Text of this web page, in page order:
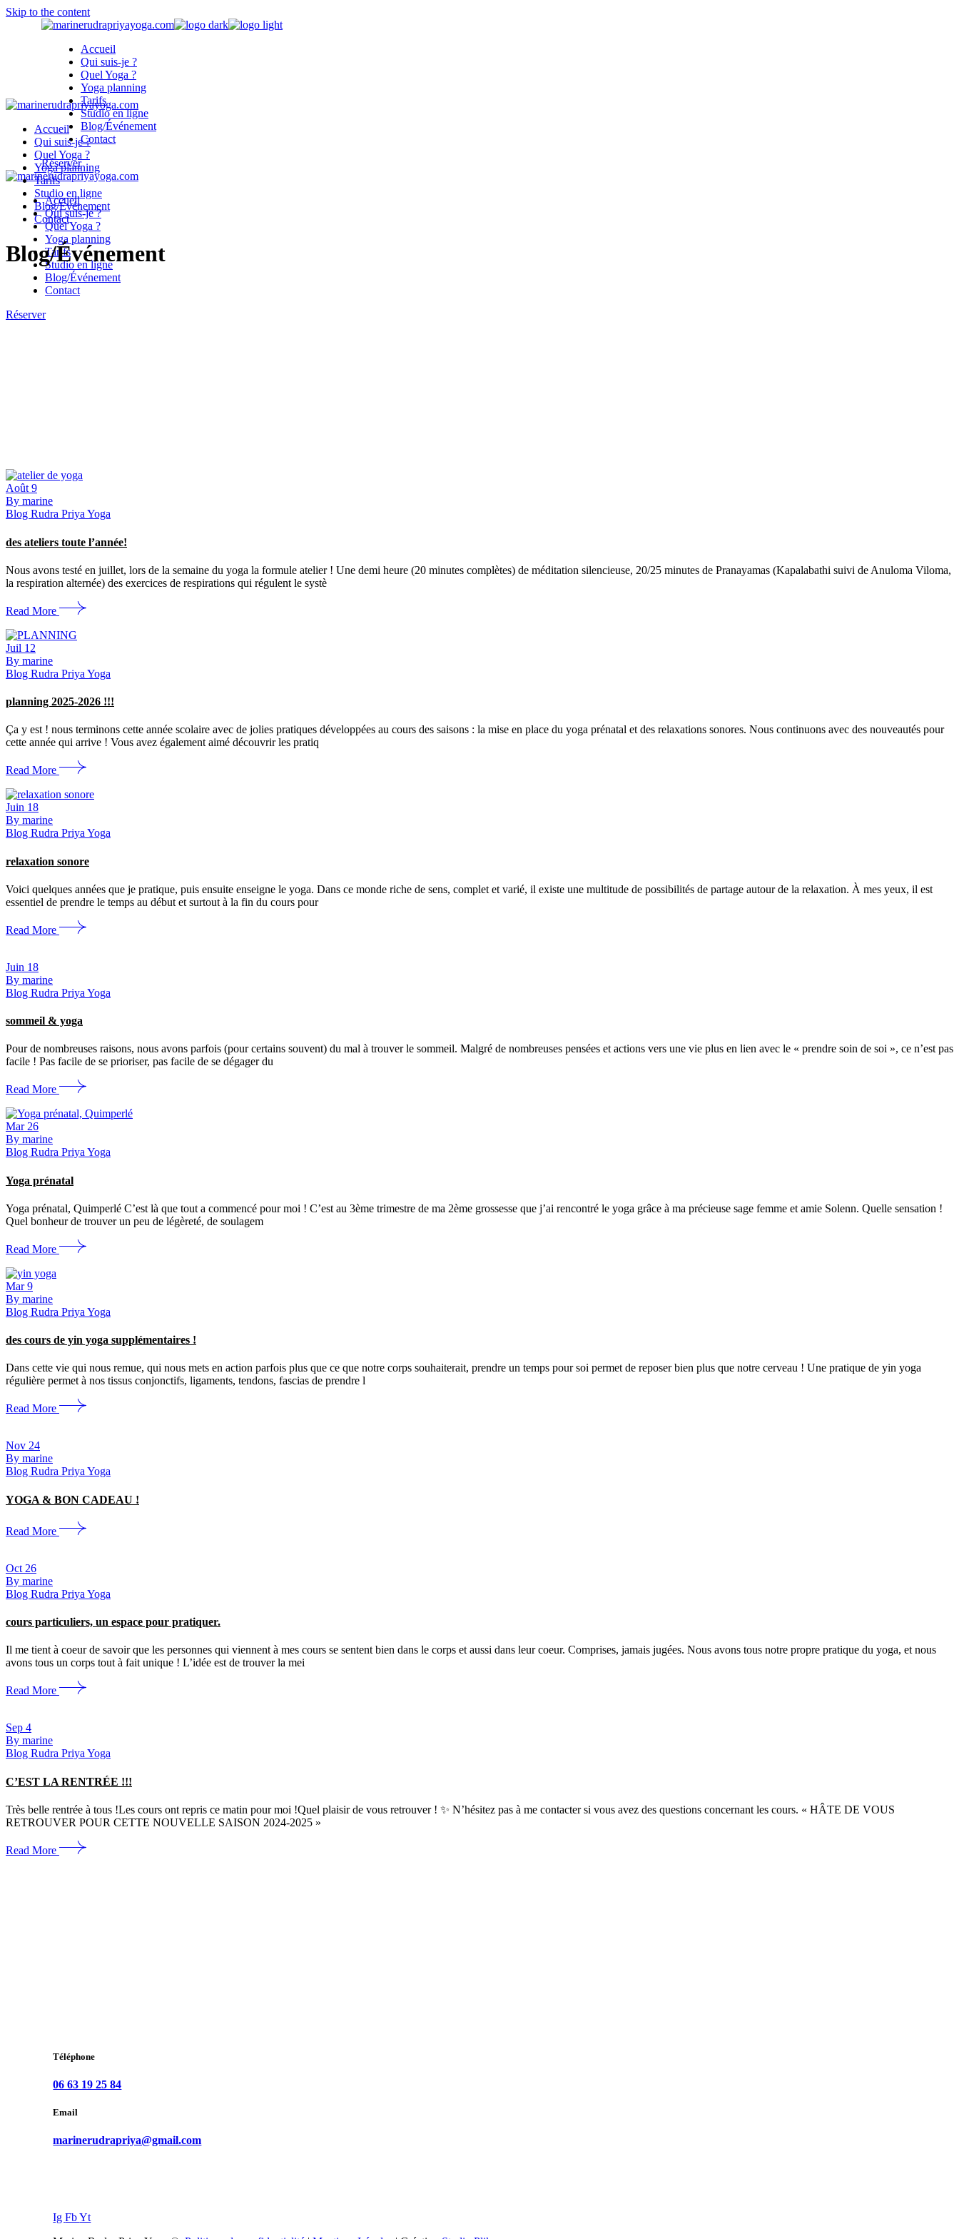
Skip to the content
Accueil
Qui suis-je ?
Quel Yoga ?
Yoga planning
Tarifs
Studio en ligne
Blog/Événement
Contact
Réserver
Accueil
Qui suis-je ?
Quel Yoga ?
Yoga planning
Tarifs
Studio en ligne
Blog/Événement
Contact
Réserver
Accueil
Qui suis-je ?
Quel Yoga ?
Yoga planning
Tarifs
Studio en ligne
Blog/Événement
Contact
Blog/Événement
Août 9
By marine
Blog Rudra Priya Yoga
des ateliers toute l’année!
Nous avons testé en juillet, lors de la semaine du yoga la formule atelier ! Une demi heure (20 minutes complètes) de méditation silencieuse, 20/25 minutes de Pranayamas (Kapalabathi suivi de Anuloma Viloma,
la respiration alternée) des exercices de respirations qui régulent le systè
Read More
Juil 12
By marine
Blog Rudra Priya Yoga
planning 2025-2026 !!!
Ça y est ! nous terminons cette année scolaire avec de jolies pratiques développées au cours des saisons : la mise en place du yoga prénatal et des relaxations sonores. Nous continuons avec des nouveautés pour
cette année qui arrive ! Vous avez également aimé découvrir les pratiq
Read More
Juin 18
By marine
Blog Rudra Priya Yoga
relaxation sonore
Voici quelques années que je pratique, puis ensuite enseigne le yoga. Dans ce monde riche de sens, complet et varié, il existe une multitude de possibilités de partage autour de la relaxation. À mes yeux, il est
essentiel de prendre le temps au début et surtout à la fin du cours pour
Read More
Juin 18
By marine
Blog Rudra Priya Yoga
sommeil & yoga
Pour de nombreuses raisons, nous avons parfois (pour certains souvent) du mal à trouver le sommeil. Malgré de nombreuses pensées et actions vers une vie plus en lien avec le « prendre soin de soi », ce n’est pas
facile ! Pas facile de se prioriser, pas facile de se dégager du
Read More
Mar 26
By marine
Blog Rudra Priya Yoga
Yoga prénatal
Yoga prénatal, Quimperlé C’est là que tout a commencé pour moi ! C’est au 3ème trimestre de ma 2ème grossesse que j’ai rencontré le yoga grâce à ma précieuse sage femme et amie Solenn. Quelle sensation !
Quel bonheur de trouver un peu de légèreté, de soulagem
Read More
Mar 9
By marine
Blog Rudra Priya Yoga
des cours de yin yoga supplémentaires !
Dans cette vie qui nous remue, qui nous mets en action parfois plus que ce que notre corps souhaiterait, prendre un temps pour soi permet de reposer bien plus que notre cerveau ! Une pratique de yin yoga
régulière permet à nos tissus conjonctifs, ligaments, tendons, fascias de prendre l
Read More
Nov 24
By marine
Blog Rudra Priya Yoga
YOGA & BON CADEAU !
Read More
Oct 26
By marine
Blog Rudra Priya Yoga
cours particuliers, un espace pour pratiquer.
Il me tient à coeur de savoir que les personnes qui viennent à mes cours se sentent bien dans le corps et aussi dans leur coeur. Comprises, jamais jugées. Nous avons tous notre propre pratique du yoga, et nous
avons tous un corps tout à fait unique ! L’idée est de trouver la mei
Read More
Sep 4
By marine
Blog Rudra Priya Yoga
C’EST LA RENTRÉE !!!
Très belle rentrée à tous !Les cours ont repris ce matin pour moi !Quel plaisir de vous retrouver ! ✨ N’hésitez pas à me contacter si vous avez des questions concernant les cours. « HÂTE DE VOUS
RETROUVER POUR CETTE NOUVELLE SAISON 2024-2025 »
Read More
Téléphone
06 63 19 25 84
Email
marinerudrapriya@gmail.com
IgFbYt